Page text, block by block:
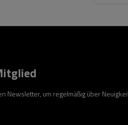
Newsletter, um regelmäßig über